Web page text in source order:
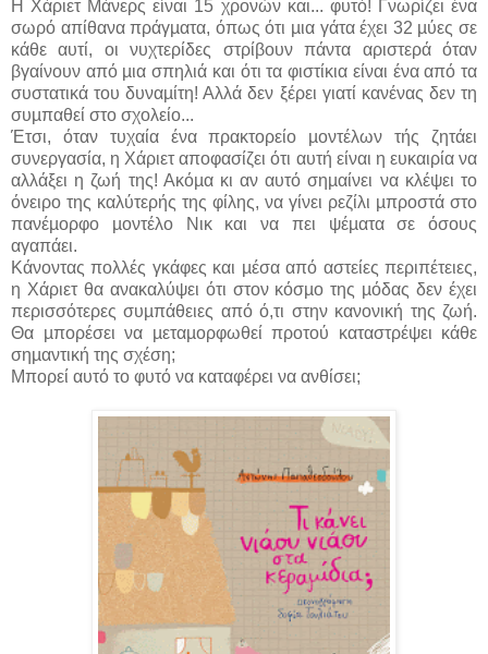
Η Χάριετ Μάνερς είναι 15 χρονών και... φυτό! Γνωρίζει ένα
σωρό απίθανα πράγµατα, όπως ότι µια γάτα έχει 32 µύες σε
κάθε αυτί, οι νυχτερίδες στρίβουν πάντα αριστερά όταν
βγαίνουν από µια σπηλιά και ότι τα φιστίκια είναι ένα από τα
συστατικά του δυναµίτη! Αλλά δεν ξέρει γιατί κανένας δεν τη
συµπαθεί στο σχολείο...
Έτσι, όταν τυχαία ένα πρακτορείο µοντέλων τής ζητάει
συνεργασία, η Χάριετ αποφασίζει ότι αυτή είναι η ευκαιρία να
αλλάξει η ζωή της! Ακόµα κι αν αυτό σηµαίνει να κλέψει το
όνειρο της καλύτερής της φίλης, να γίνει ρεζίλι µπροστά στο
πανέµορφο µοντέλο Νικ και να πει ψέµατα σε όσους
αγαπάει.
Κάνοντας πολλές γκάφες και µέσα από αστείες περιπέτειες,
η Χάριετ θα ανακαλύψει ότι στον κόσµο της µόδας δεν έχει
περισσότερες συµπάθειες από ό,τι στην κανονική της ζωή.
Θα µπορέσει να µεταµορφωθεί προτού καταστρέψει κάθε
σηµαντική της σχέση;
Μπορεί αυτό το φυτό να καταφέρει να ανθίσει;